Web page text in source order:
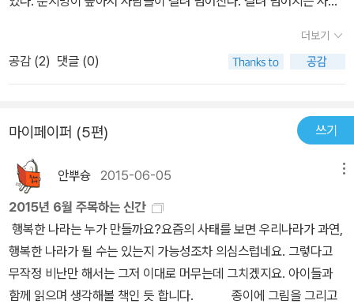
문까지 걸어 잠그는 사람들이 있다.그 사람이 그러거나 말거나 창호
지 바른 문을 침 바른 손가락으로 폭폭 찔러 구멍을 내는 사람들도 있
다. 캄캄한 쥐구멍에 볕을 들게 하고, 허파에 바람을 넣는 사람들이 있
고 그냥 얘기 한 번 해 보고 싶었을 뿐이다. 왜 저러는지 이해가 안 될
정도로 벽을 세우는 사람과, 굳이 그래야 하나 싶을 정도로 다가서는
사람. 그런 사람이 둘 모이면 아주 궁금한 이야기가 된다.겁이 많아 거
미도, 사람도, 나무도 무서워 집 안에서만 지내던 엘리제 할머니의 일
상이 얼마나 놀라운 방식으로 변하는지 보았으면 한다. 보는 당신의
가슴도 같이 벅차 오를 것이다. 마지막엔 눈물이 왈칵하고 났다. 영화
<호로비츠를 위하여> OST인 ‘나의 피아노’ 기타 버전을 곁들었더니
더할 나위 없었다.안트예 담 <색깔손님>
더보기
공감 (2) 댓글 (0)
마이페이퍼 (5편) 쓰기
안뿌슝 2015-06-05
2015년 6월 주목하는 신간
행복한 나라는 누가 만들까요?요즘의 사태를 보면 우리나라가 과연,
행복한 나라가 될 수는 있는지 가능성조차 의심스럽네요. 그렇다고
무작정 비난만 해서는 그저 이대로 머무는데 그치겠지요. 아이들과
함께 읽으며 생각해볼 책인 듯 합니다. 종이에 그림을 그리고